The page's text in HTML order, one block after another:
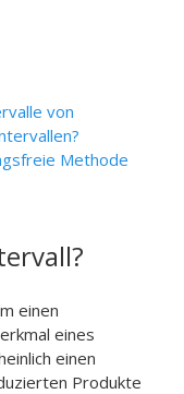
von
Methode
einen
eines
einen
Produkte